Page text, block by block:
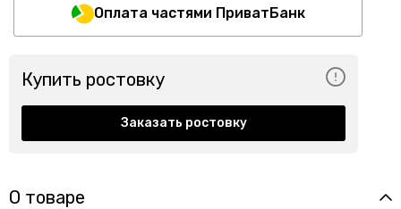
Оплата частями ПриватБанк
Купить ростовку
Заказать ростовку
О товаре